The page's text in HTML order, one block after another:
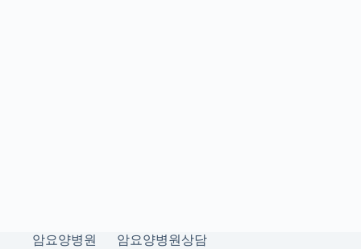
암요양병원
암요양병원상담